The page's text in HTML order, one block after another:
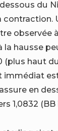
du
contraction.
observée à
la hausse
(plus haut
immédiat
en
1,0832